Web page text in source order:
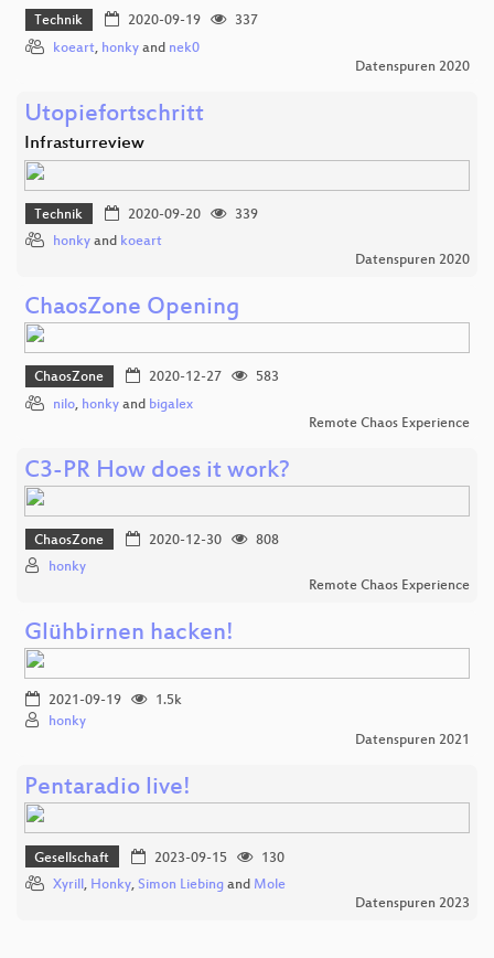
Technik 2020-09-19
337
koeart, honky and nek0
Datenspuren 2020
Utopiefortschritt
Infrasturreview
Technik 2020-09-20
339
honky and koeart
Datenspuren 2020
ChaosZone Opening
ChaosZone 2020-12-27
583
nilo, honky and bigalex
Remote Chaos Experience
C3-PR How does it work?
ChaosZone 2020-12-30
808
honky
Remote Chaos Experience
Glühbirnen hacken!
2021-09-19
1.5k
honky
Datenspuren 2021
Pentaradio live!
Gesellschaft 2023-09-15
130
Xyrill, Honky, Simon Liebing and Mole
Datenspuren 2023